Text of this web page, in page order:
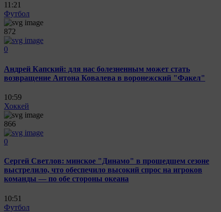
11:21
Футбол
872
0
Андрей Капский: для нас болезненным может стать
возвращение Антона Ковалева в воронежский "Факел"
10:59
Хоккей
866
0
Сергей Светлов: минское "Динамо" в прошедшем сезоне
выстрелило, что обеспечило высокий спрос на игроков
команды — по обе стороны океана
10:51
Футбол